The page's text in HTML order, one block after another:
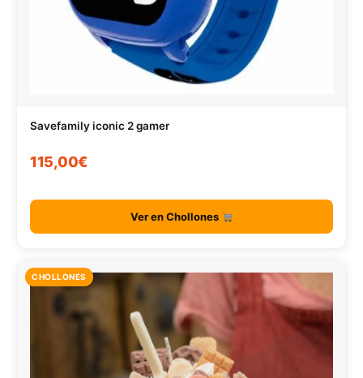
Savefamily iconic 2 gamer
115,00€
Ver en Chollones
CHOLLONES